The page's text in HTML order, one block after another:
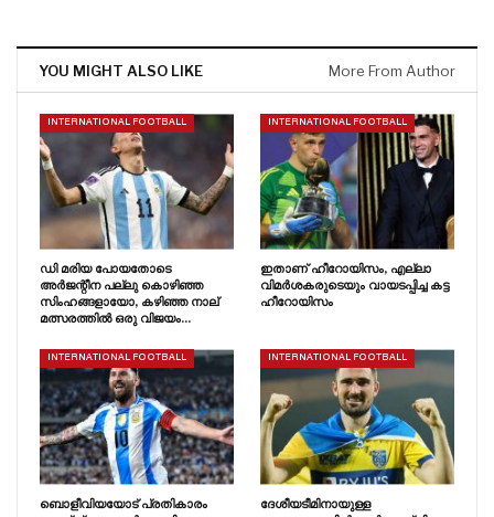
YOU MIGHT ALSO LIKE More From Author
INTERNATIONAL FOOTBALL
ഡി മരിയ പോയതോടെ
അർജന്റീന പല്ലു കൊഴിഞ്ഞ
സിംഹങ്ങളായോ, കഴിഞ്ഞ നാല്
മത്സരത്തിൽ ഒരു വിജയം…
INTERNATIONAL FOOTBALL
ഇതാണ് ഹീറോയിസം, എല്ലാ
വിമർശകരുടെയും വായടപ്പിച്ച കട്ട
ഹീറോയിസം
INTERNATIONAL FOOTBALL
ബൊളീവിയയോട് പ്രതികാരം
INTERNATIONAL FOOTBALL
ദേശീയടീമിനായുള്ള